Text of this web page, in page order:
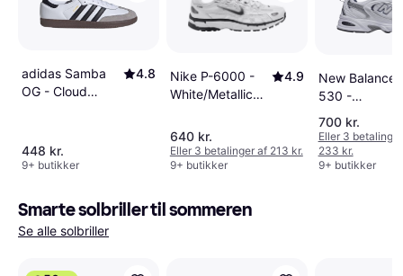
adidas Samba
OG - Cloud
Granite
4.8
448 kr.
9+ butikker
Nike P-6000 -
White/Metallic
4.9
640 kr.
Eller 3 betalinger af 213 kr.
9+ butikker
New Balance
530 -
White/Natural
Indigo
700 kr.
Eller 3
233 kr.
9+ butikker
Smarte solbriller til sommeren
Se alle solbriller